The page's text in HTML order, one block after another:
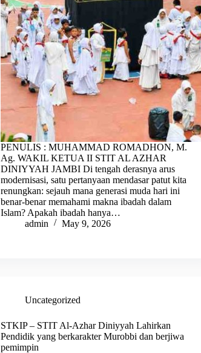
PENULIS : MUHAMMAD ROMADHON, M.
Ag. WAKIL KETUA II STIT AL AZHAR
DINIYYAH JAMBI Di tengah derasnya arus
modernisasi, satu pertanyaan mendasar patut kita
renungkan: sejauh mana generasi muda hari ini
benar-benar memahami makna ibadah dalam
Islam? Apakah ibadah hanya…
admin
May 9, 2026
Uncategorized
STKIP – STIT Al-Azhar Diniyyah Lahirkan
Pendidik yang berkarakter Murobbi dan berjiwa
pemimpin